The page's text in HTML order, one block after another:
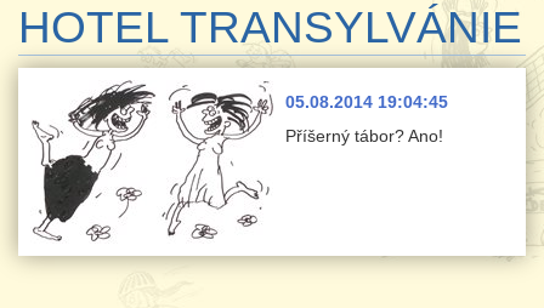
HOTEL TRANSYLVÁNIE
05.08.2014 19:04:45
Příšerný tábor? Ano!